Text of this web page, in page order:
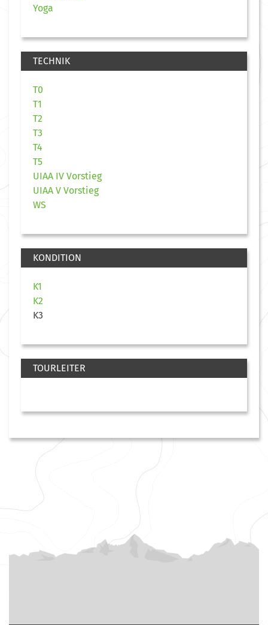
Yoga
TECHNIK
T0
T1
T2
T3
T4
T5
UIAA IV Vorstieg
UIAA V Vorstieg
WS
KONDITION
K1
K2
K3
TOURLEITER